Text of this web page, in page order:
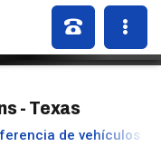
- Texas
de vehículos